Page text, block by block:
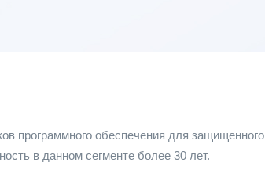
программного обеспечения для защищенного
в данном сегменте более 30 лет.